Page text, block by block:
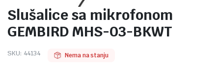
Slušalice sa mikrofonom
GEMBIRD MHS-03-BKWT
SKU: 44134 Nema na stanju